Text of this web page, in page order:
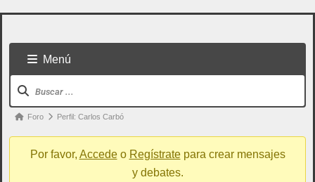
Menú
Foro Perfil: Carlos Carbó
Por favor, Accedeo Regístratepara crear mensajes
y debates.